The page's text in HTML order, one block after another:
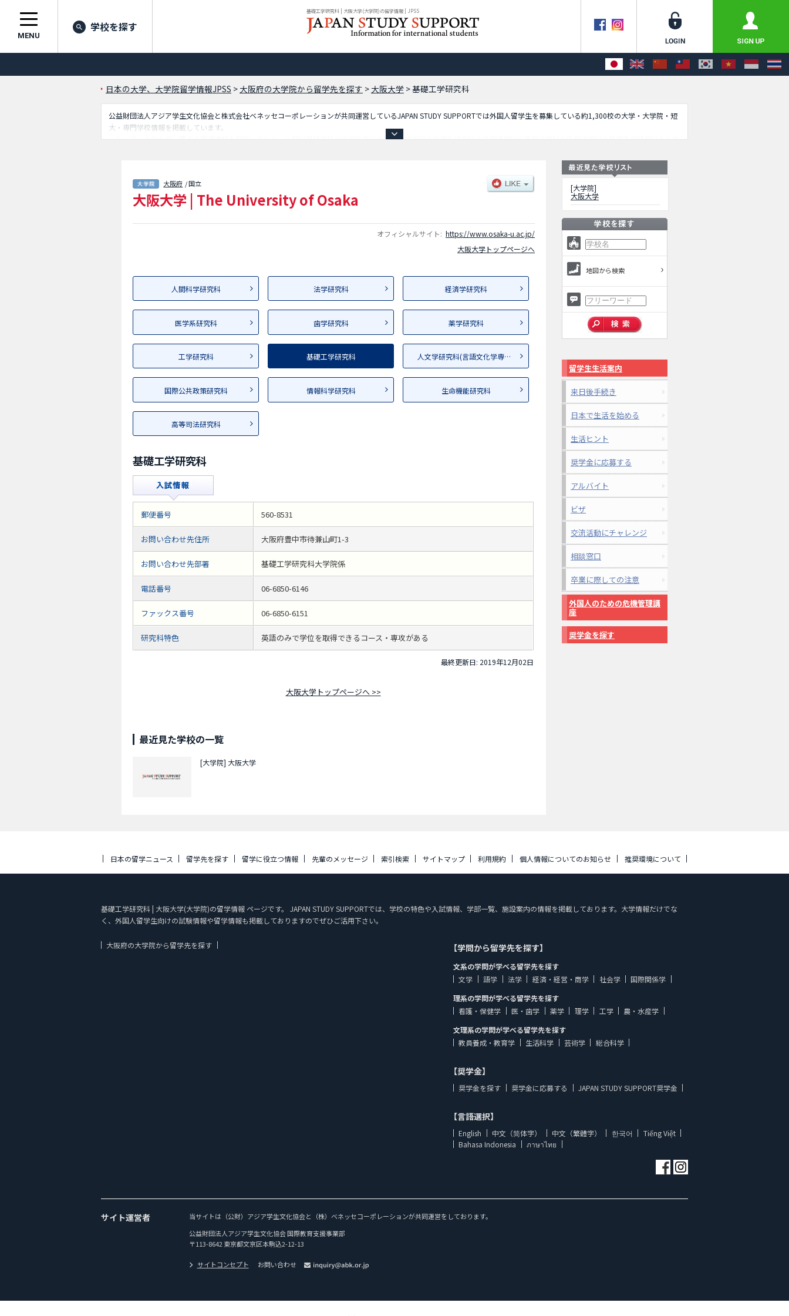
基礎工学研究科 | 大阪大学(大学院)の留学情報 | JPSS
MENU
学校を探す
日本の大学、大学院留学情報JPSS > 大阪府の大学院から留学先を探す > 大阪大学 >基礎工学研究科
公益財団法人アジア学生文化協会と株式会社ベネッセコーポレーションが共同運営しているJAPAN STUDY SUPPORTでは外国人留学生を募集している約1,300校の大学・大学院・短
大・専門学校情報を掲載しています。
こちらでは大阪大学に関する詳細情報を記載しており、人間科学研究科や法学研究科や経済学研究科や医学系研究科や歯学研究科や薬学研究科や工学研究科や基礎工学研究科や人文
大阪府 / 国立
大阪大学 | The University of Osaka
オフィシャルサイト: https://www.osaka-u.ac.jp/
大阪大学トップページへ
人間科学研究科 法学研究科 経済学研究科
医学系研究科 歯学研究科 薬学研究科
工学研究科 基礎工学研究科 人文学研究科(言語文化学専攻）
国際公共政策研究科 情報科学研究科 生命機能研究科
高等司法研究科
基礎工学研究科
郵便番号 560-8531
お問い合わせ先住所 大阪府豊中市待兼山町1-3
お問い合わせ先部署 基礎工学研究科大学院係
電話番号 06-6850-6146
ファックス番号 06-6850-6151
研究科特色 英語のみで学位を取得できるコース・専攻がある
最終更新日: 2019年12月02日
大阪大学トップページへ >>
最近見た学校の一覧
[大学院] 大阪大学
[大学院]
大阪大学
地図から検索
留学生生活案内
来日後手続き
日本で生活を始める
生活ヒント
奨学金に応募する
アルバイト
ビザ
交流活動にチャレンジ
相談窓口
卒業に際しての注意
外国人のための危機管理講
座
奨学金を探す
日本の留学ニュース 留学先を探す 留学に役立つ情報 先輩のメッセージ 索引検索 サイトマップ 利用規約 個人情報についてのお知らせ 推奨環境について
基礎工学研究科 | 大阪大学(大学院)の留学情報 ページです。 JAPAN STUDY SUPPORTでは、学校の特色や入試情報、学部一覧、施設案内の情報を掲載しております。大学情報だけでな
く、外国人留学生向けの試験情報や留学情報も掲載しておりますのでぜひご活用下さい。
大阪府の大学院から留学先を探す 【学問から留学先を探す】
文系の学問が学べる留学先を探す
文学
語学 法学 経済・経営・商学 社会学
国際関係学
理系の学問が学べる留学先を探す
看護・保健学
医・歯学 薬学 理学 工学
農・水産学
文理系の学問が学べる留学先を探す
教員養成・教育学
生活科学 芸術学 総合科学
【奨学金】
奨学金を探す 奨学金に応募する JAPAN STUDY SUPPORT奨学金
【言語選択】
English 中文（简体字） 中文（繁體字） 한국어
Tiếng Việt
Bahasa Indonesia
ภาษาไทย
サイト運営者
当サイトは（公財）アジア学生文化協会と（株）ベネッセコーポレーションが共同運営をしております。
公益財団法人アジア学生文化協会 国際教育支援事業部
〒113-8642 東京都文京区本駒込2-12-13
サイトコンセプト お問い合わせ